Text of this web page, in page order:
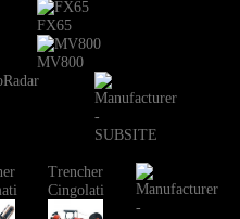
FX65
MV800
Trencher
Cingolati